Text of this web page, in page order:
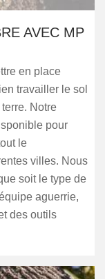
AVEC MP
en place
travailler le sol
Notre
pour
le
villes. Nous
soit le type de
aguerrie,
des outils